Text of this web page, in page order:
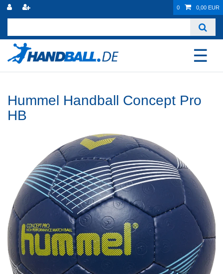
0 0,00 EUR
☰
Hummel Handball Concept Pro
HB